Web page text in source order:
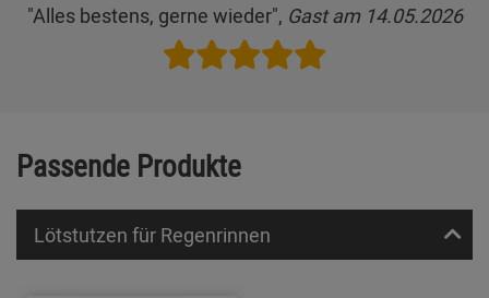
"Alles bestens, gerne wieder", Gast am 14.05.2026
Passende Produkte
Lötstutzen für Regenrinnen